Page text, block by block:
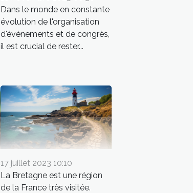
Dans le monde en constante
évolution de l'organisation
d'événements et de congrès,
il est crucial de rester...
17 juillet 2023 10:10
La Bretagne est une région
de la France très visitée.